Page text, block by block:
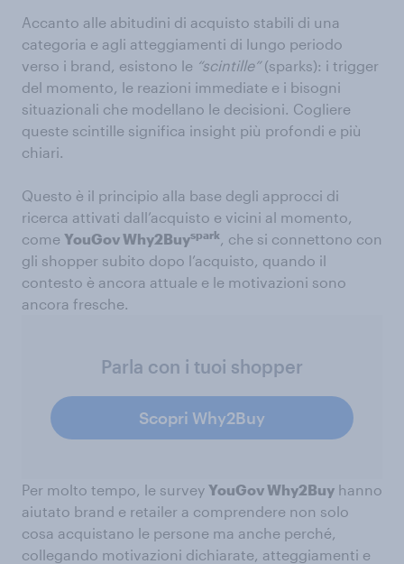
Accanto alle abitudini di acquisto stabili di una
categoria e agli atteggiamenti di lungo periodo
verso i brand, esistono le “scintille”(sparks): i trigger
del momento, le reazioni immediate e i bisogni
situazionali che modellano le decisioni. Cogliere
queste scintille significa insight più profondi e più
chiari.
Questo è il principio alla base degli approcci di
ricerca attivati dall’acquisto e vicini al momento,
come YouGov Why2Buyspark , che si connettono con
gli shopper subito dopo l’acquisto, quando il
contesto è ancora attuale e le motivazioni sono
ancora fresche.
Parla con i tuoi shopper
Scopri Why2Buy
Per molto tempo, le survey YouGov Why2Buy hanno
aiutato brand e retailer a comprendere non solo
cosa acquistano le persone ma anche perché,
collegando motivazioni dichiarate, atteggiamenti e